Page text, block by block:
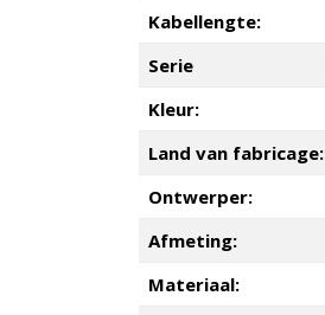
Kabellengte:
Serie
Kleur:
Land van fabricage:
Ontwerper:
Afmeting:
Materiaal: